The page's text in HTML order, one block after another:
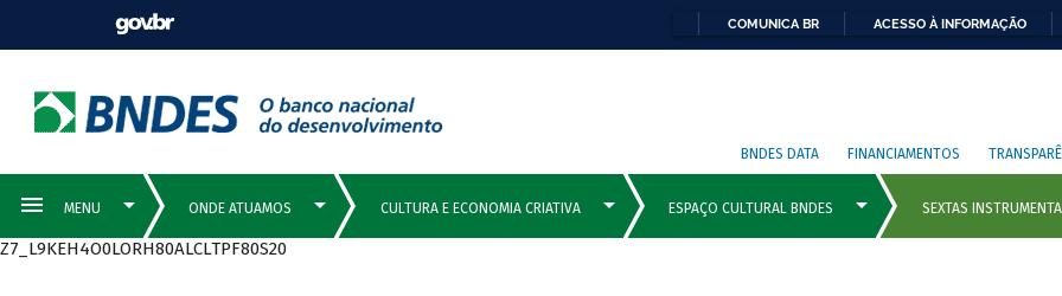
COMUNICA BR ACESSO À INFORMAÇÃO
BNDES DATA FINANCIAMENTOS
Z7_L9KEH4O0LORH80ALCLTPF80S20